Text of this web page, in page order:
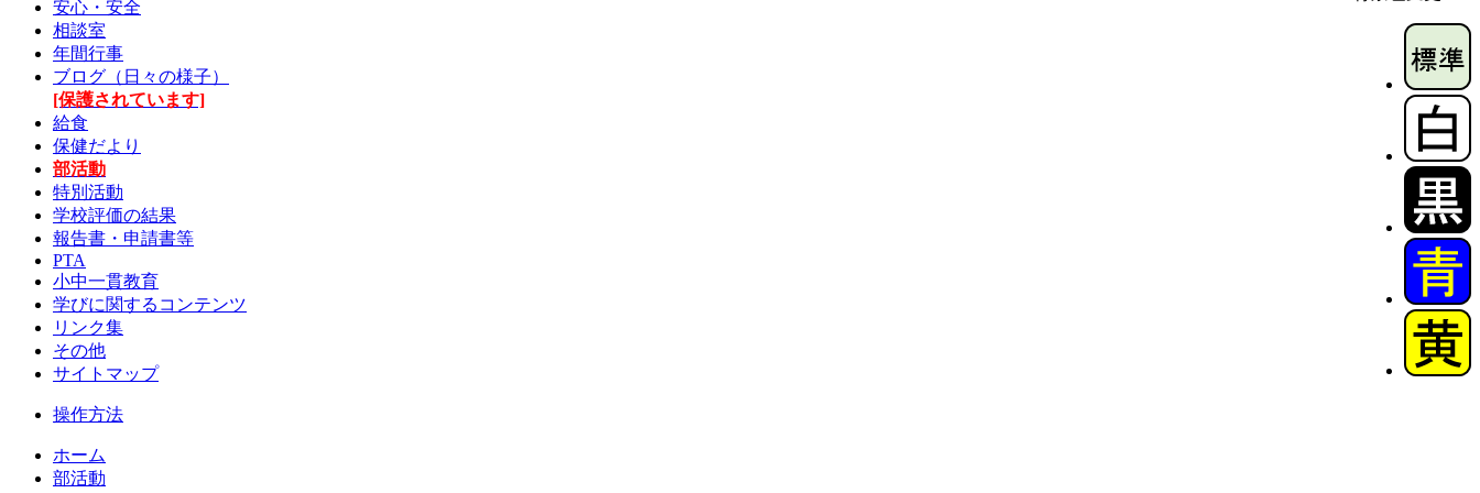
安心・安全
相談室
年間行事
ブログ（日々の様子）
[保護されています]
給食
保健だより
部活動
特別活動
学校評価の結果
報告書・申請書等
PTA
小中一貫教育
学びに関するコンテンツ
リンク集
その他
サイトマップ
操作方法
ホーム
部活動